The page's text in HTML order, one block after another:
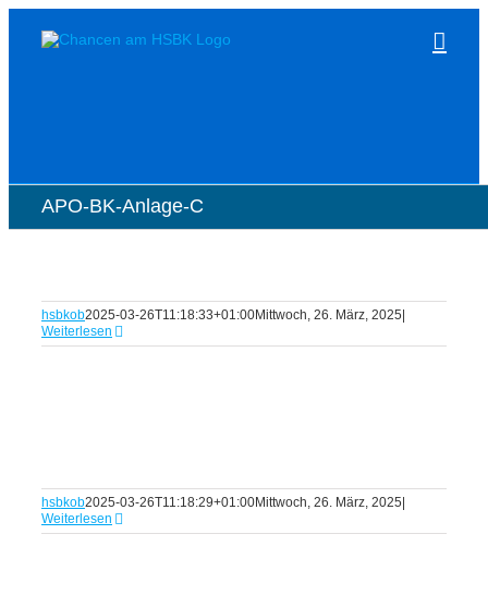
Inhalt
springen
APO-BK-Anlage-C
hsbkob2025-03-26T11:18:33+01:00Mittwoch, 26. März, 2025
Weiterlesen
hsbkob2025-03-26T11:18:29+01:00Mittwoch, 26. März, 2025
Weiterlesen